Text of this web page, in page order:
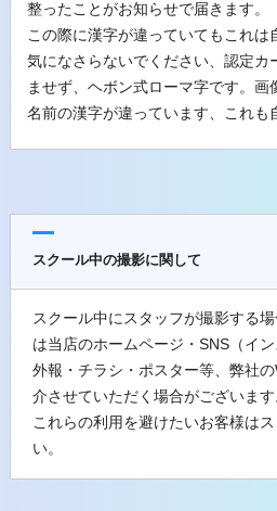
整ったことがお知らせで届きます。
この際に漢字が違っていてもこれは
気になさらないでください、認定カ
ませず、ヘボン式ローマ字です。
名前の漢字が違っています、これも
スクール中の撮影に関して
スクール中にスタッフが撮影する
は当店のホームページ・SNS（イ
外報・チラシ・ポスター等、弊社
介させていただく場合がございます
これらの利用を避けたいお客様は
い。